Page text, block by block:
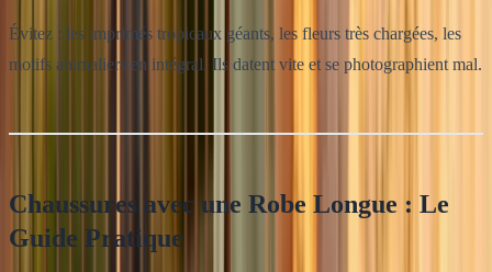
Évitez : les imprimés tropicaux géants, les fleurs très chargées, les
motifs animaliers en intégral. Ils datent vite et se photographient mal.
Chaussures avec une Robe Longue : Le
Guide Pratique